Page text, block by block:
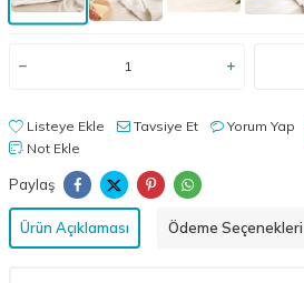
Listeye Ekle Tavsiye Et Yorum Yap
Not Ekle
Paylaş
Ürün Açıklaması Ödeme Seçenekleri